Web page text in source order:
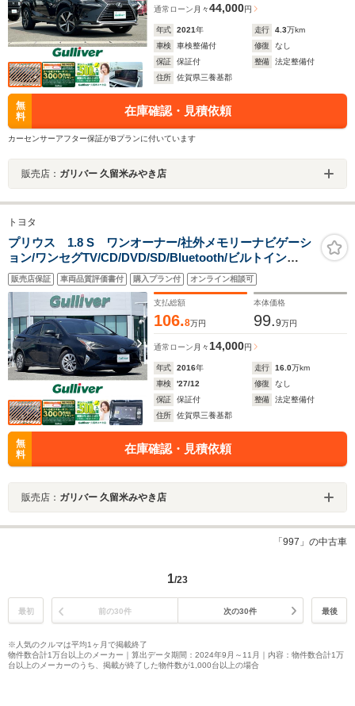
通常ローン 月々44,000円
年式 2021年 走行 4.3万km
車検
車検整備付 修復
なし
保証
保証付 整備
法定整備付
住所
佐賀県三養基郡
無
料
在庫確認・見積依頼
カーセンサーアフター保証がBプランに付いています
販売店： ガリバー 久留米みやき店
トヨタ
プリウス 1.8 S ワンオーナー/社外メモリーナビゲーシ
ョン/ワンセグTV/CD/DVD/SD/Bluetooth/ビルトイン
ETC/ISOFIX対応/革巻きステアリング/純正15インチアル
ミホイール・ホイールキャップ装着タイヤ/クルーズコン
トロール
販売店保証 車両品質評価書付 購入プラン付 オンライン相談可
支払総額
106.8万円
本体価格
99.9万円
通常ローン 月々 14,000円
年式 2016年 走行 16.0万km
車検
'27/12 修復
なし
保証
保証付 整備
法定整備付
住所
佐賀県三養基郡
無
料
在庫確認・見積依頼
販売店： ガリバー 久留米みやき店
「997」の中古車
1/23
最初 前の30件 次の30件 最後
※人気のクルマは平均1ヶ月で掲載終了
物件数合計1万台以上のメーカー｜算出データ期間：2024年9月～11月｜内容：物件数合計1万
台以上のメーカーのうち、掲載が終了した物件数が1,000台以上の場合